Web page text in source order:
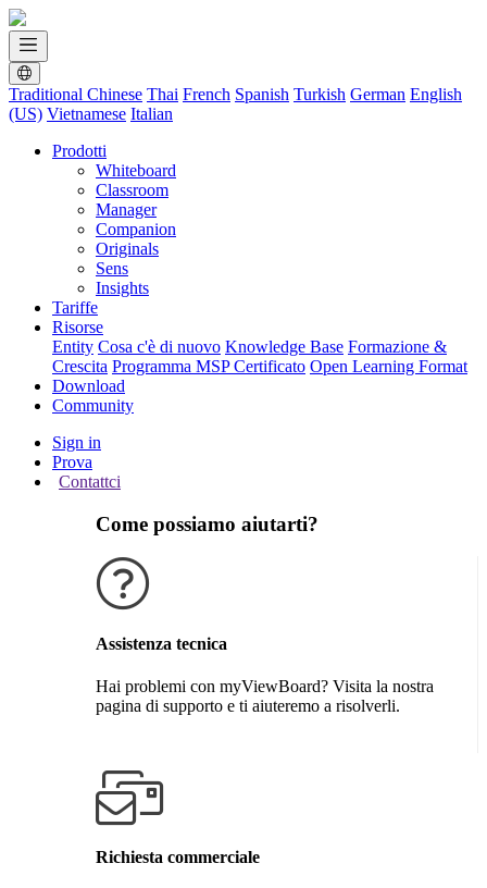
Traditional Chinese Thai French Spanish Turkish German English
(US) Vietnamese Italian
Prodotti
Whiteboard
Classroom
Manager
Companion
Originals
Sens
Insights
Tariffe
Risorse
Entity Cosa c'è di nuovo Knowledge Base Formazione &
Crescita Programma MSP Certificato Open Learning Format
Download
Community
Sign in
Prova
Contattci
Come possiamo aiutarti?
Assistenza tecnica
Hai problemi con myViewBoard? Visita la nostra
pagina di supporto e ti aiuteremo a risolverli.
Richiesta commerciale